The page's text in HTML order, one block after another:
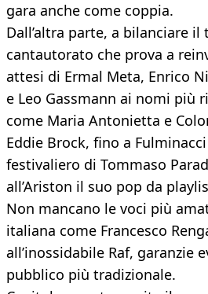
gara anche come coppia.
Dall’altra parte, a bilanciare il
cantautorato che prova a
attesi di Ermal Meta, Enrico
e Leo Gassmann ai nomi più
come Maria Antonietta e
Eddie Brock, fino a
festivaliero di Tommaso
all’Ariston il suo pop da
Non mancano le voci più
italiana come Francesco
all’inossidabile Raf, garanzie
pubblico più tradizionale.